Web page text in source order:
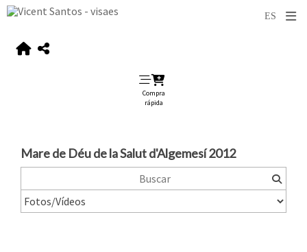
Compra
rápida
Mare de Déu de la Salut d'Algemesí 2012